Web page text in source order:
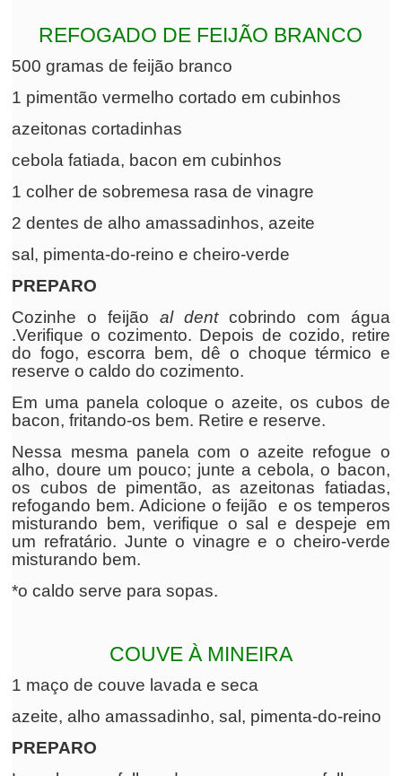
REFOGADO DE FEIJÃO BRANCO
500 gramas de feijão branco
1 pimentão vermelho cortado em cubinhos
azeitonas cortadinhas
cebola fatiada, bacon em cubinhos
1 colher de sobremesa rasa de vinagre
2 dentes de alho amassadinhos, azeite
sal, pimenta-do-reino e cheiro-verde
PREPARO
Cozinhe o feijãoal dentcobrindo com água
.Verifique o cozimento. Depois de cozido, retire
do fogo, escorra bem, dê o choque térmico e
reserve o caldo do cozimento.
Em uma panela coloque o azeite, os cubos de
bacon, fritando-os bem. Retire e reserve.
Nessa mesma panela com o azeite refogue o
alho, doure um pouco; junte a cebola, o bacon,
os cubos de pimentão, as azeitonas fatiadas,
refogando bem. Adicione o feijão e os temperos
misturando bem, verifique o sal e despeje em
um refratário. Junte o vinagre e o cheiro-verde
misturando bem.
*o caldo serve para sopas.
COUVE À MINEIRA
1 maço de couve lavada e seca
azeite, alho amassadinho, sal, pimenta-do-reino
PREPARO